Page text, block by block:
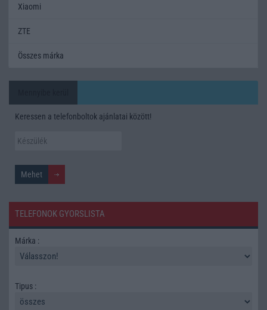
Xiaomi
ZTE
Összes márka
Keressen a telefonboltok ajánlatai között!
TELEFONOK GYORSLISTA
Márka :
Tipus :